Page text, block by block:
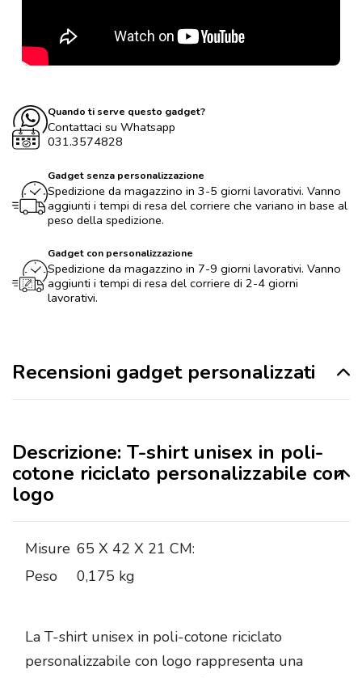
Quando ti serve questo gadget?
Contattaci su Whatsapp
031.3574828
Gadget senza personalizzazione
Spedizione da magazzino in 3-5 giorni lavorativi. Vanno
aggiunti i tempi di resa del corriere che variano in base al
peso della spedizione.
Gadget con personalizzazione
Spedizione da magazzino in 7-9 giorni lavorativi. Vanno
aggiunti i tempi di resa del corriere di 2-4 giorni
lavorativi.
Recensioni gadget personalizzati
Descrizione: T-shirt unisex in poli-
cotone riciclato personalizzabile con
logo
Misure 65 X 42 X 21 CM:
Peso
0,175 kg
La T-shirt unisex in poli-cotone riciclato
personalizzabile con logo rappresenta una